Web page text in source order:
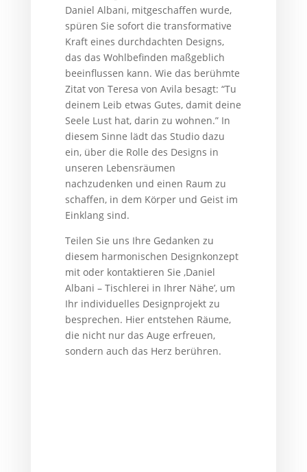
Daniel Albani, mitgeschaffen wurde,
spüren Sie sofort die transformative
Kraft eines durchdachten Designs,
das das Wohlbefinden maßgeblich
beeinflussen kann. Wie das berühmte
Zitat von Teresa von Avila besagt: “Tu
deinem Leib etwas Gutes, damit deine
Seele Lust hat, darin zu wohnen.” In
diesem Sinne lädt das Studio dazu
ein, über die Rolle des Designs in
unseren Lebensräumen
nachzudenken und einen Raum zu
schaffen, in dem Körper und Geist im
Einklang sind.
Teilen Sie uns Ihre Gedanken zu
diesem harmonischen Designkonzept
mit oder kontaktieren Sie ‚Daniel
Albani – Tischlerei in Ihrer Nähe’, um
Ihr individuelles Designprojekt zu
besprechen. Hier entstehen Räume,
die nicht nur das Auge erfreuen,
sondern auch das Herz berühren.